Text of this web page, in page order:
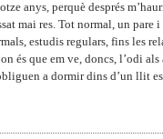
anys, perquè després
mai res. Tot normal, un pare
estudis regulars, fins les
és que em ve, doncs, l’odi
a dormir dins d’un llit